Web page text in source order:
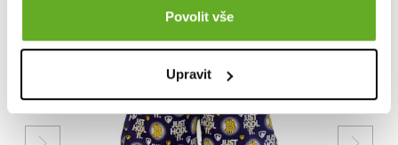
Povolit vše
Upravit